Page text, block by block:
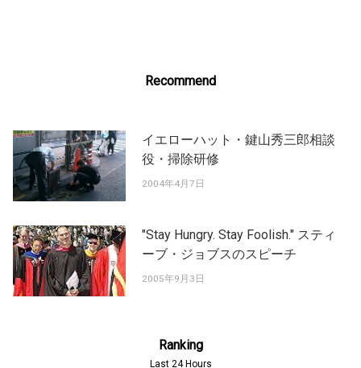
Recommend
イエローハット・鍵山秀三郎相談
役・掃除研修
2004年4月7日
"Stay Hungry. Stay Foolish." スティ
ーブ・ジョブスのスピーチ
2005年9月3日
Ranking
Last 24 Hours